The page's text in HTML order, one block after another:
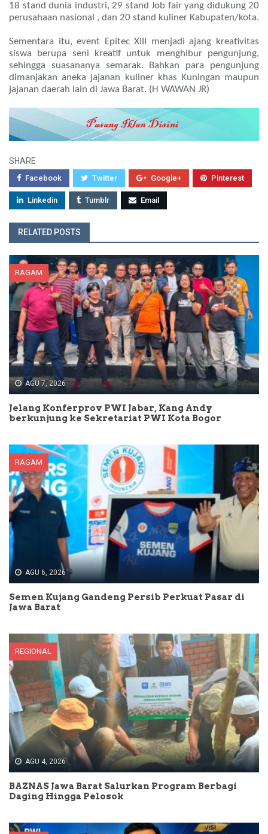
18 stand dunia industri, 29 stand Job fair yang didukung 20
perusahaan nasional , dan 20 stand kuliner Kabupaten/kota.
Sementara itu, event Epitec XIII menjadi ajang kreativitas
siswa berupa seni kreatif untuk menghibur pengunjung,
sehingga suasananya semarak. Bahkan para pengunjung
dimanjakan aneka jajanan kuliner khas Kuningan maupun
jajanan daerah lain di Jawa Barat. (H WAWAN JR)
SHARE
Facebook Twitter Google+ Pinterest
Linkedin Tumblr Email
RELATED POSTS
RAGAM
AGU 7, 2026
Jelang Konferprov PWI Jabar, Kang Andy
berkunjung ke Sekretariat PWI Kota Bogor
RAGAM
AGU 6, 2026
Semen Kujang Gandeng Persib Perkuat Pasar di
Jawa Barat
REGIONAL
AGU 4, 2026
BAZNAS Jawa Barat Salurkan Program Berbagi
Daging Hingga Pelosok